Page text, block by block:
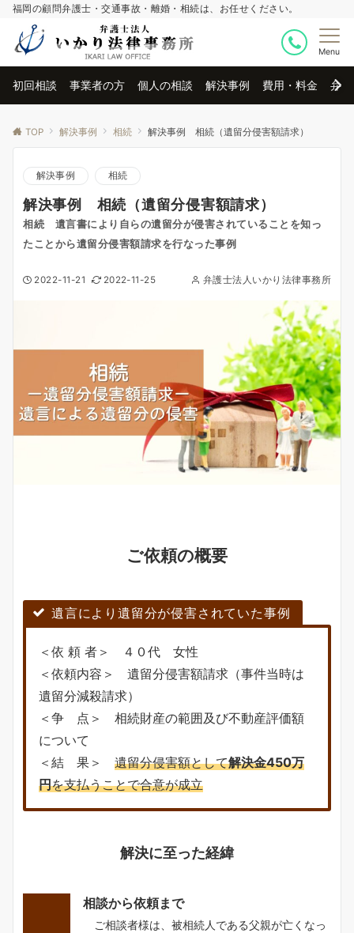
福岡の顧問弁護士・交通事故・離婚・相続は、お任せください。
Menu
初回相談 事業者の方 個人の相談 解決事例 費用・料金 弁
TOP 解決事例 相続 解決事例 相続（遺留分侵害額請求）
解決事例 相続
解決事例 相続（遺留分侵害額請求）
相続 遺言書により自らの遺留分が侵害されていることを知っ
たことから遺留分侵害額請求を行なった事例
2022-11-21 2022-11-25 弁護士法人いかり法律事務所
ご依頼の概要
遺言により遺留分が侵害されていた事例
＜依 頼 者＞ ４０代 女性
＜依頼内容＞ 遺留分侵害額請求（事件当時は
遺留分減殺請求）
＜争 点＞ 相続財産の範囲及び不動産評価額
について
＜結 果＞ 遺留分侵害額として解決金450万
円を支払うことで合意が成立
解決に至った経緯
相談から依頼まで
ご相談者様は、被相続人である父親が亡くなっ